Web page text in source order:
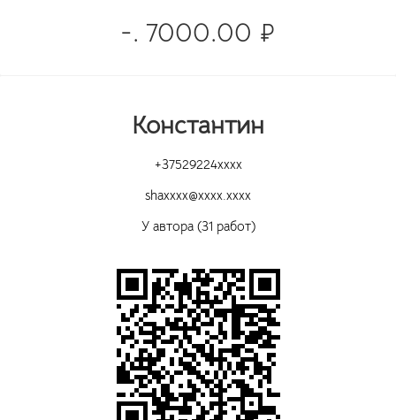
-. 7000.00 ₽
Koнстантин
+37529224xxxx
shaxxxx@xxxx.xxxx
У автора (31 работ)